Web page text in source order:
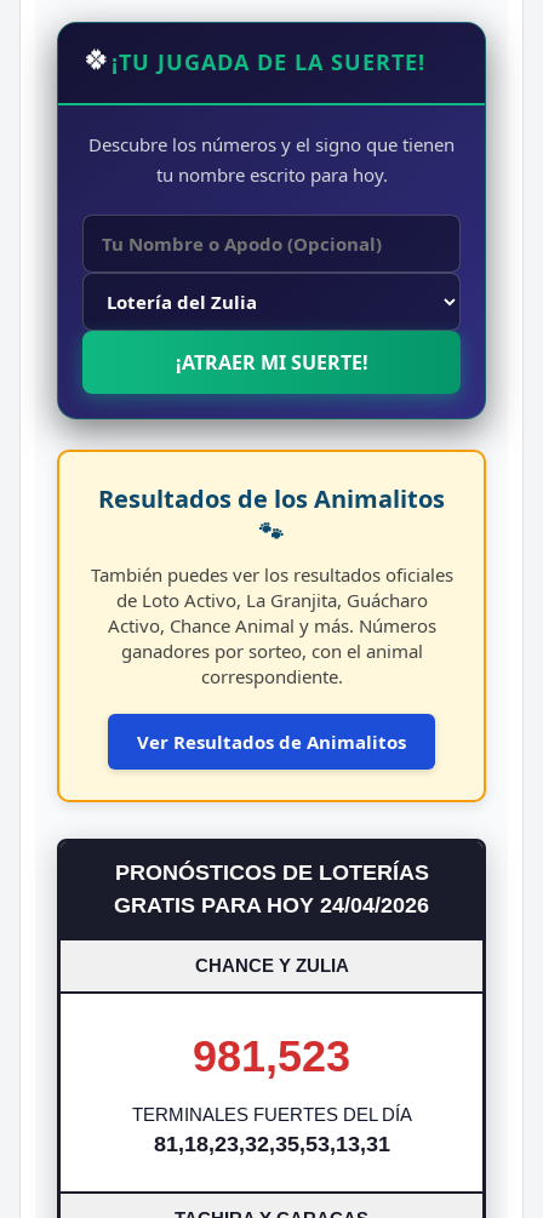
🍀 ¡TU JUGADA DE LA SUERTE!
Descubre los números y el signo que tienen
tu nombre escrito para hoy.
¡ATRAER MI SUERTE!
Resultados de los Animalitos
🐾
También puedes ver los resultados oficiales
de Loto Activo, La Granjita, Guácharo
Activo, Chance Animal y más. Números
ganadores por sorteo, con el animal
correspondiente.
Ver Resultados de Animalitos
PRONÓSTICOS DE LOTERÍAS
GRATIS PARA HOY 24/04/2026
CHANCE Y ZULIA
981,523
TERMINALES FUERTES DEL DÍA
81,18,23,32,35,53,13,31